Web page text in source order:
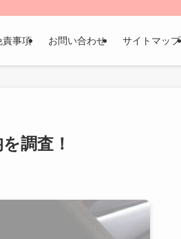
責事項 お問い合わせ サイトマップ
調査！